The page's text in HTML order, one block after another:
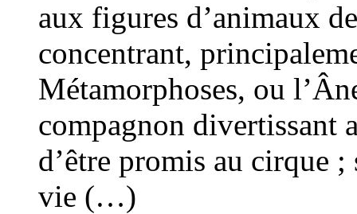
aux figures d’animaux
concentrant,
Métamorphoses, ou
compagnon divertissant
d’être promis au cirque
vie (…)